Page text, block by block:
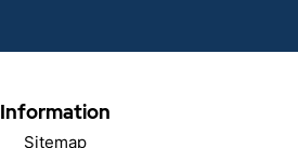
Information
Sitemap